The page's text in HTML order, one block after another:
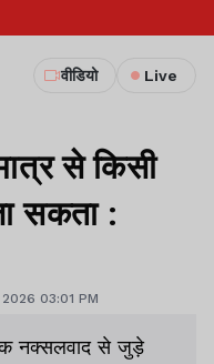
वीडियो Live
से किसी
सकता :
03:01 PM
एक नक्सलवाद से जुड़े